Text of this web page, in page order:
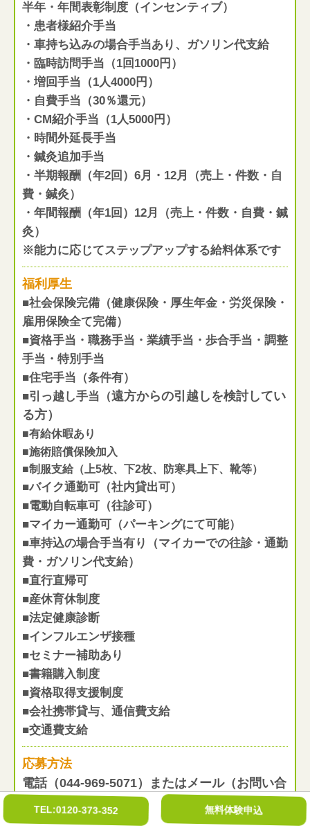
半年・年間表彰制度（インセンティブ）
・患者様紹介手当
・車持ち込みの場合手当あり、ガソリン代支給
・臨時訪問手当（1回1000円）
・増回手当（1人4000円）
・自費手当（30％還元）
・CM紹介手当（1人5000円）
・時間外延長手当
・鍼灸追加手当
・半期報酬（年2回）6月・12月（売上・件数・自
費・鍼灸）
・年間報酬（年1回）12月（売上・件数・自費・鍼
灸）
※能力に応じてステップアップする給料体系です
福利厚生
■社会保険完備（健康保険・厚生年金・労災保険・
雇用保険全て完備）
■資格手当・職務手当・業績手当・歩合手当・調整
手当・特別手当
■住宅手当（条件有）
■引っ越し手当（遠方からの引越しを検討してい
る方）
■有給休暇あり
■施術賠償保険加入
■制服支給（上5枚、下2枚、防寒具上下、靴等）
■バイク通勤可（社内貸出可）
■電動自転車可（往診可）
■マイカー通勤可（パーキングにて可能）
■車持込の場合手当有り（マイカーでの往診・通勤
費・ガソリン代支給）
■直行直帰可
■産休育休制度
■法定健康診断
■インフルエンザ接種
■セミナー補助あり
■書籍購入制度
■資格取得支援制度
■会社携帯貸与、通信費支給
■交通費支給
応募方法
電話（044-969-5071）またはメール（お問い合
わせフォーム）にてお問い合わせください。
職場見学や会社説明などご希望の方は、お気軽
TEL:0120-373-352 無料体験申込